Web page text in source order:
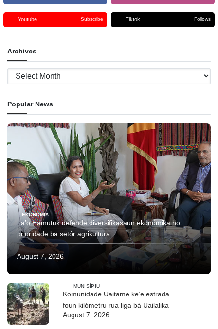
Youtube Subscribe Tiktok Follows
Archives
Archives
Popular News
EKONOMIA
La’o Hamutuk defende diversifikasaun ekonómika ho
prioridade ba setór agrikultura
August 7, 2026
MUNISÍPIU
Komunidade Uaitame ke’e estrada
foun kilómetru rua liga bá Uailalika
August 7, 2026